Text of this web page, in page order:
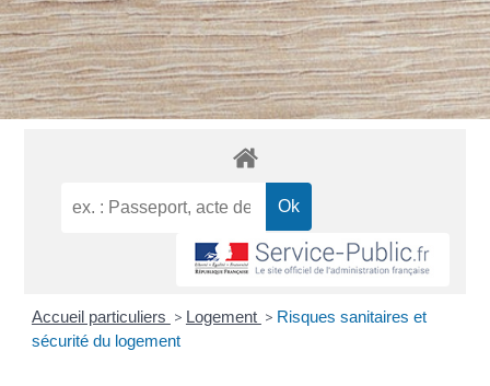
Accueil particuliers > Logement > Risques sanitaires et
sécurité du logement